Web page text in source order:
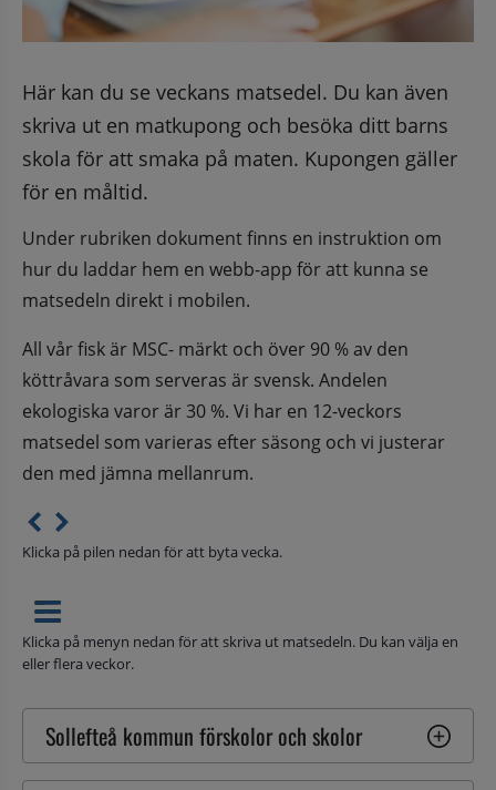
Här kan du se veckans matsedel. Du kan även
skriva ut en matkupong och besöka ditt barns
skola för att smaka på maten. Kupongen gäller
för en måltid.
Under rubriken dokument finns en instruktion om
hur du laddar hem en webb-app för att kunna se
matsedeln direkt i mobilen.
All vår fisk är MSC- märkt och över 90 % av den
köttråvara som serveras är svensk. Andelen
ekologiska varor är 30 %. Vi har en 12-veckors
matsedel som varieras efter säsong och vi justerar
den med jämna mellanrum.
Klicka på pilen nedan för att byta vecka.
Klicka på menyn nedan för att skriva ut matsedeln. Du kan välja en
eller flera veckor.
Sollefteå kommun förskolor och skolor